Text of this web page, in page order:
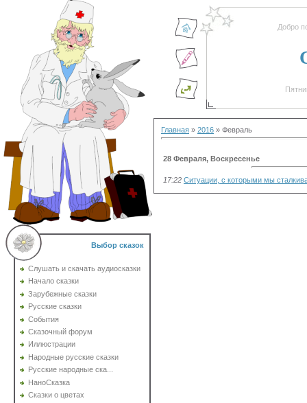
Выбор сказок
Слушать и скачать аудиосказки
Начало сказки
Зарубежные сказки
Русские сказки
События
Сказочный форум
Иллюстрации
Народные русские сказки
Русские народные ска...
НаноСказка
Сказки о цветах
Добро
Главная » 2016 » Февраль
28 Февраля, Воскресенье
17:22 Ситуации, с которыми мы